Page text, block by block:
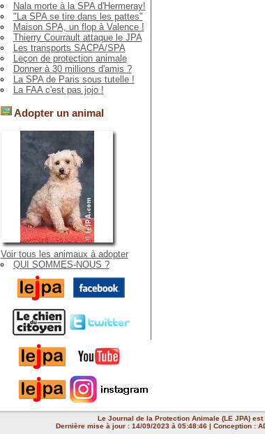
Nala morte à la SPA d'Hermeray!
"La SPA se tire dans les pattes"
Maison SPA, un flop à Valence !
Thierry Courrault attaque le JPA
Les transports SACPA/SPA
Leçon de protection animale
Donner à 30 millions d'amis ?
La SPA de Paris sous tutelle !
La FAA c'est pas jojo !
Adopter un animal
Voir tous les animaux à adopter
QUI SOMMES-NOUS ?
Le Journal de la Protection Animale (LE JPA)
Dernière mise à jour : 14/09/2023 à 05:48:46 | Conception :